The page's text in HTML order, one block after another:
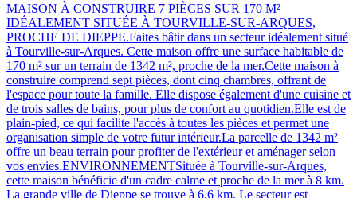
MAISON À CONSTRUIRE 7 PIÈCES SUR 170 M²
IDÉALEMENT SITUÉE À TOURVILLE-SUR-ARQUES,
PROCHE DE DIEPPE.Faites bâtir dans un secteur idéalement situé
à Tourville-sur-Arques. Cette maison offre une surface habitable de
170 m² sur un terrain de 1342 m², proche de la mer.Cette maison à
construire comprend sept pièces, dont cinq chambres, offrant de
l'espace pour toute la famille. Elle dispose également d'une cuisine et
de trois salles de bains, pour plus de confort au quotidien.Elle est de
plain-pied, ce qui facilite l'accès à toutes les pièces et permet une
organisation simple de votre futur intérieur.La parcelle de 1342 m²
offre un beau terrain pour profiter de l'extérieur et aménager selon
vos envies.ENVIRONNEMENTSituée à Tourville-sur-Arques,
cette maison bénéficie d'un cadre calme et proche de la mer à 8 km.
La grande ville de Dieppe se trouve à 6,6 km. Le secteur est